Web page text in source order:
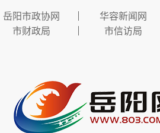
岳阳市政协网
华容新闻网
市财政局 市信访局